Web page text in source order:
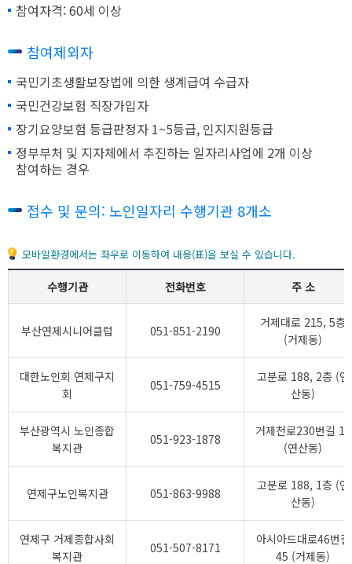
참여자격: 60세 이상
참여제외자
국민기초생활보장법에 의한 생계급여 수급자
국민건강보험 직장가입자
장기요양보험 등급판정자 1~5등급, 인지지원등급
정부부처 및 지자체에서 추진하는 일자리사업에 2개 이상
참여하는 경우
접수 및 문의: 노인일자리 수행기관 8개소
모바일환경에서는 좌우로 이동하여 내용(표)을 보실 수 있습니다.
수행기관 전화번호 주 소
부산연제시니어클럽 051-851-2190
거제대로 215, 5층
(거제동)
대한노인회 연제구지
회
051-759-4515
고분로 188, 2층 (연
산동)
부산광역시 노인종합
복지관
051-923-1878
거제천로230번길 18
(연산동)
연제구노인복지관 051-863-9988
고분로 188, 1층 (연
산동)
연제구 거제종합사회
복지관
051-507-8171
아시아드대로46번길
45 (거제동)